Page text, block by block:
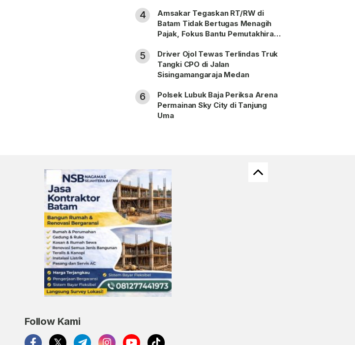
4
Amsakar Tegaskan RT/RW di
Batam Tidak Bertugas Menagih
Pajak, Fokus Bantu Pemutakhiran
5
Driver Ojol Tewas Terlindas Truk
Tangki CPO di Jalan
Sisingamangaraja Medan
6
Polsek Lubuk Baja Periksa Arena
Permainan Sky City di Tanjung
Uma
Follow Kami